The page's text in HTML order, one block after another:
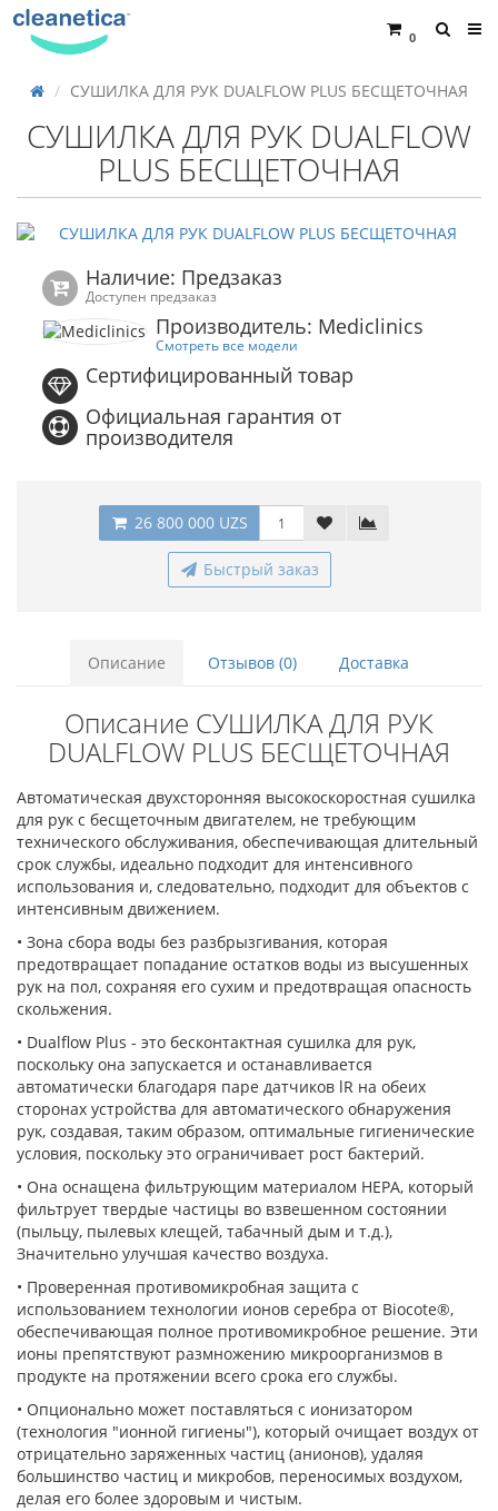
0
СУШИЛКА ДЛЯ РУК DUALFLOW PLUS БЕСЩЕТОЧНАЯ
СУШИЛКА ДЛЯ РУК DUALFLOW
PLUS БЕСЩЕТОЧНАЯ
Наличие: Предзаказ
Доступен предзаказ
Производитель: Mediclinics
Смотреть все модели
Сертифицированный товар
Официальная гарантия от
производителя
26 800 000 UZS
Быстрый заказ
Описание Отзывов (0) Доставка
Описание СУШИЛКА ДЛЯ РУК
DUALFLOW PLUS БЕСЩЕТОЧНАЯ
Автоматическая двухсторонняя высокоскоростная сушилка
для рук с бесщеточным двигателем, не требующим
технического обслуживания, обеспечивающая длительный
срок службы, идеально подходит для интенсивного
использования и, следовательно, подходит для объектов с
интенсивным движением.
• Зона сбора воды без разбрызгивания, которая
предотвращает попадание остатков воды из высушенных
рук на пол, сохраняя его сухим и предотвращая опасность
скольжения.
• Dualflow Plus - это бесконтактная сушилка для рук,
поскольку она запускается и останавливается
автоматически благодаря паре датчиков lR на обеих
сторонах устройства для автоматического обнаружения
рук, создавая, таким образом, оптимальные гигиенические
условия, поскольку это ограничивает рост бактерий.
• Она оснащена фильтрующим материалом HEPA, который
фильтрует твердые частицы во взвешенном состоянии
(пыльцу, пылевых клещей, табачный дым и т.д.),
Значительно улучшая качество воздуха.
• Проверенная противомикробная защита с
использованием технологии ионов серебра от Biocote®,
обеспечивающая полное противомикробное решение. Эти
ионы препятствуют размножению микроорганизмов в
продукте на протяжении всего срока его службы.
• Опционально может поставляться с ионизатором
(технология "ионной гигиены"), который очищает воздух от
отрицательно заряженных частиц (анионов), удаляя
большинство частиц и микробов, переносимых воздухом,
делая его более здоровым и чистым.